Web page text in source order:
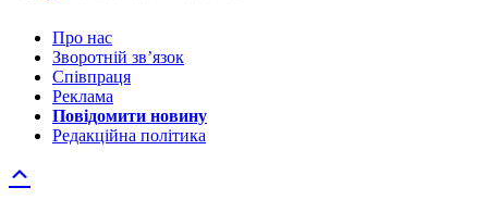
Про нас
Зворотній зв’язок
Співпраця
Реклама
Повідомити новину
Редакційна політика